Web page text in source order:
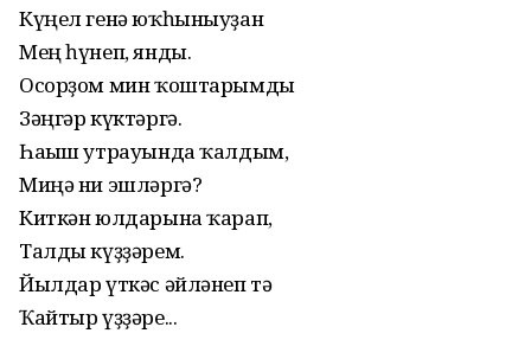
Күңел генә юҡһыныуҙан
Мең һүнеп, янды.
Осорҙом мин ҡоштарымды
Зәңгәр күктәргә.
Һағыш утрауында ҡалдым,
Миңә ни эшләргә?
Киткән юлдарына ҡарап,
Талды күҙҙәрем.
Йылдар үткәс әйләнеп тә
Ҡайтыр үҙҙәре...